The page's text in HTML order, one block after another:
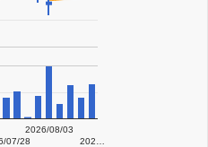
07/28
2026/08/03
202…